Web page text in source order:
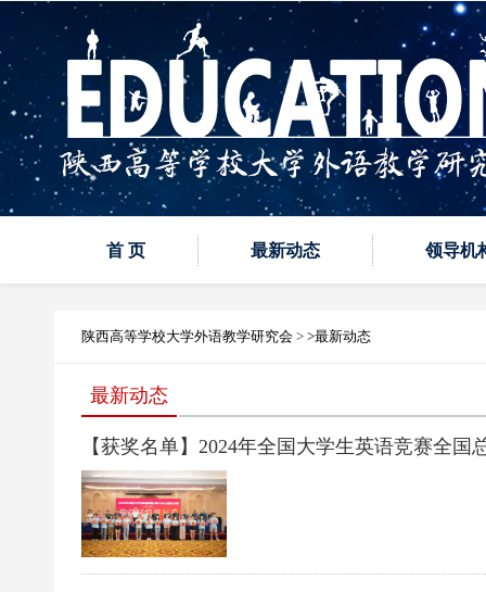
首 页 最新动态 领导机
陕西高等学校大学外语教学研究会 > >最新动态
最新动态
【获奖名单】2024年全国大学生英语竞赛全国